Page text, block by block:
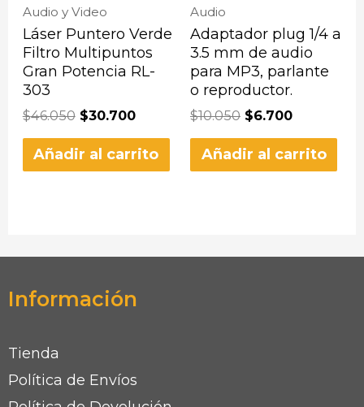
Audio y Video
Láser Puntero Verde
Filtro Multipuntos
Gran Potencia RL-
303
$46.050 $30.700
Añadir al carrito
Audio
Adaptador plug 1/4 a
3.5 mm de audio
para MP3, parlante
o reproductor.
$10.050 $6.700
Añadir al carrito
Información
Tienda
Política de Envíos